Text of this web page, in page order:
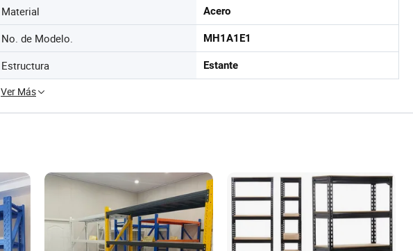
Material Acero
No. de Modelo. MH1A1E1
Estructura Estante
Ver Más